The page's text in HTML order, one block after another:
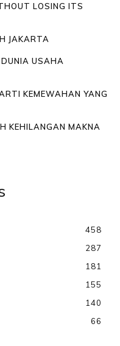
LOSING ITS
JAKARTA
USAHA
KEMEWAHAN YANG
KEHILANGAN MAKNA
458
287
181
155
140
66